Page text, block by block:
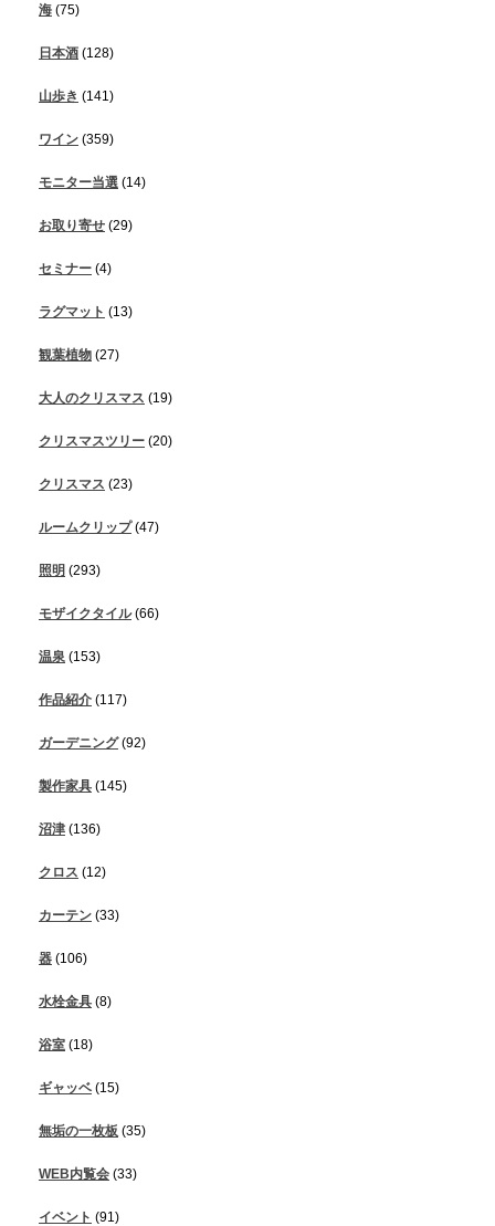
海 (75)
日本酒 (128)
山歩き (141)
ワイン (359)
モニター当選 (14)
お取り寄せ (29)
セミナー (4)
ラグマット (13)
観葉植物 (27)
大人のクリスマス (19)
クリスマスツリー (20)
クリスマス (23)
ルームクリップ(47)
照明 (293)
モザイクタイル(66)
温泉 (153)
作品紹介 (117)
ガーデニング(92)
製作家具 (145)
沼津 (136)
クロス (12)
カーテン (33)
器 (106)
水栓金具 (8)
浴室 (18)
ギャッベ (15)
無垢の一枚板 (35)
WEB内覧会 (33)
イベント (91)